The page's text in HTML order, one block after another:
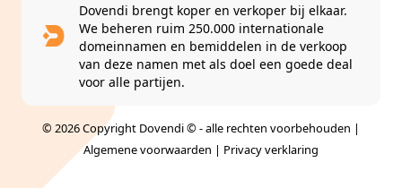
Dovendi brengt koper en verkoper bij elkaar.
We beheren ruim 250.000 internationale
domeinnamen en bemiddelen in de verkoop
van deze namen met als doel een goede deal
voor alle partijen.
© 2026 Copyright Dovendi © - alle rechten voorbehouden |
Algemene voorwaarden | Privacy verklaring